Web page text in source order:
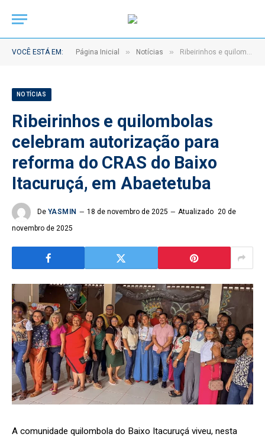
VOCÊ ESTÁ EM: Página Inicial » Notícias » Ribeirinhos e quilombolas celebram autorização para reforma do CRAS do Baixo Itacuruçá, em Abaetetuba
NOTÍCIAS
Ribeirinhos e quilombolas
celebram autorização para
reforma do CRAS do Baixo
Itacuruçá, em Abaetetuba
De YASMIN 18 de novembro de 2025 Atualizado 20 de
novembro de 2025
A comunidade quilombola do Baixo Itacuruçá viveu, nesta